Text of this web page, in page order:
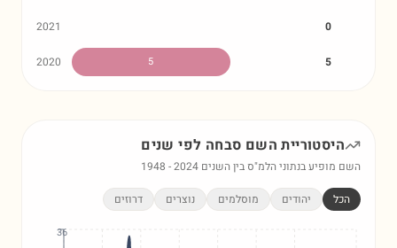
2021 0
2020 5 5
היסטוריית השם סבחה לפי שנים
השם מופיע בנתוני הלמ"ס בין השנים 1948 -2024
הכל יהודים מוסלמים נוצרים דרוזים
36